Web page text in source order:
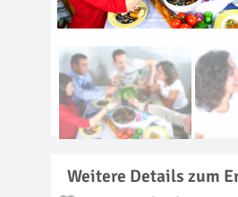
Weitere Details zum